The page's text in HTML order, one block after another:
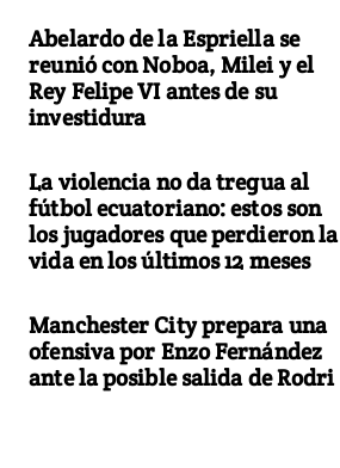
Abelardo de la Espriella se
reunió con Noboa, Milei y el
Rey Felipe VI antes de su
investidura
La violencia no da tregua al
fútbol ecuatoriano: estos son
los jugadores que perdieron la
vida en los últimos 12 meses
Manchester City prepara una
ofensiva por Enzo Fernández
ante la posible salida de Rodri